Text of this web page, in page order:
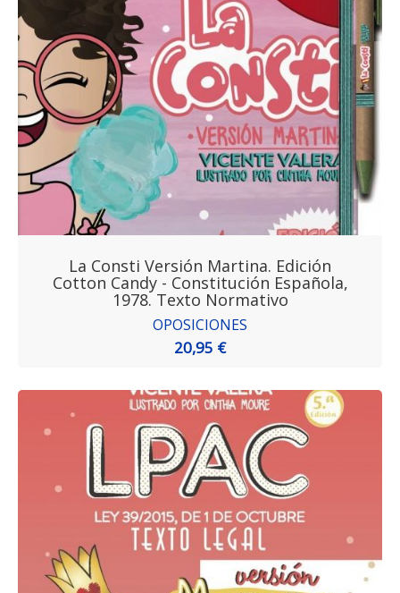
La Consti Versión Martina. Edición
Cotton Candy - Constitución Española,
1978. Texto Normativo
OPOSICIONES
20,95 €